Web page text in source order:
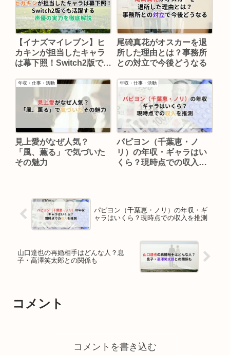
【イナズマイレブン】ヒ
カキンが担当したキャラ
は幕下照！Switch2版でも
底解説
尾碕真花がオスカーを退
所した理由とは？事務所
との対立で今後どうなる
年収・仕事・活動
見上愛がなぜ人気？
「風、薫る」で気づいた
その魅力
年収・仕事・活動
パピヨン（千葉恵・ノ
リ）の年収・ギャラはい
くら？現時点での収入を
パピヨン（千葉恵・ノリ）の年収・ギ
ャラはいくら？現時点での収入を推測
山口達也の再婚相手はどんな人？息
子・高澤笑太郎との関係も
コメント
コメントを書き込む